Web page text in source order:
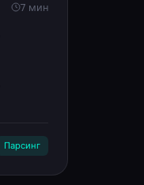
7 мин
Парсинг